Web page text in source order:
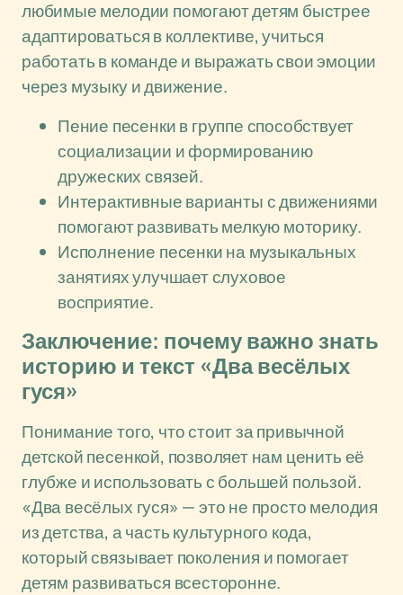
любимые мелодии помогают детям быстрее
адаптироваться в коллективе, учиться
работать в команде и выражать свои эмоции
через музыку и движение.
Пение песенки в группе способствует
социализации и формированию
дружеских связей.
Интерактивные варианты с движениями
помогают развивать мелкую моторику.
Исполнение песенки на музыкальных
занятиях улучшает слуховое
восприятие.
Заключение: почему важно знать
историю и текст «Два весёлых
гуся»
Понимание того, что стоит за привычной
детской песенкой, позволяет нам ценить её
глубже и использовать с большей пользой.
«Два весёлых гуся» — это не просто мелодия
из детства, а часть культурного кода,
который связывает поколения и помогает
детям развиваться всесторонне.